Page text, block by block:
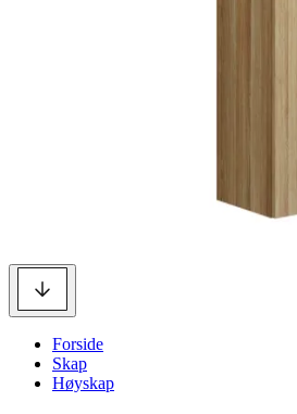
Forside
Skap
Høyskap